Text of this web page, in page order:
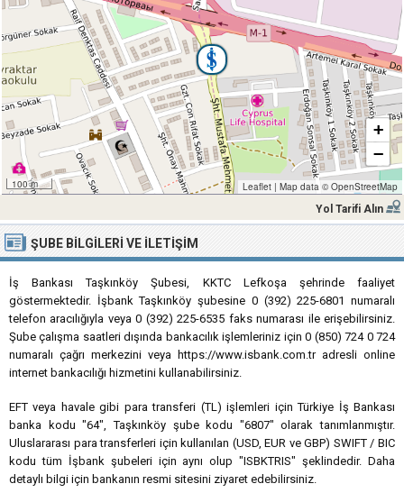
100 m
+
−
Leaflet | Map data © OpenStreetMap
Yol Tarifi Alın
ŞUBE BILGILERI VE İLETIŞIM
İş Bankası Taşkınköy Şubesi, KKTC Lefkoşa şehrinde faaliyet
göstermektedir. İşbank Taşkınköy şubesine 0 (392) 225-6801 numaralı
telefon aracılığıyla veya 0 (392) 225-6535 faks numarası ile erişebilirsiniz.
Şube çalışma saatleri dışında bankacılık işlemleriniz için 0 (850) 724 0 724
numaralı çağrı merkezini veya https://www.isbank.com.tr adresli online
internet bankacılığı hizmetini kullanabilirsiniz.
EFT veya havale gibi para transferi (TL) işlemleri için Türkiye İş Bankası
banka kodu "64", Taşkınköy şube kodu "6807" olarak tanımlanmıştır.
Uluslararası para transferleri için kullanılan (USD, EUR ve GBP) SWIFT / BIC
kodu tüm İşbank şubeleri için aynı olup "ISBKTRIS" şeklindedir. Daha
detaylı bilgi için bankanın resmi sitesini ziyaret edebilirsiniz.